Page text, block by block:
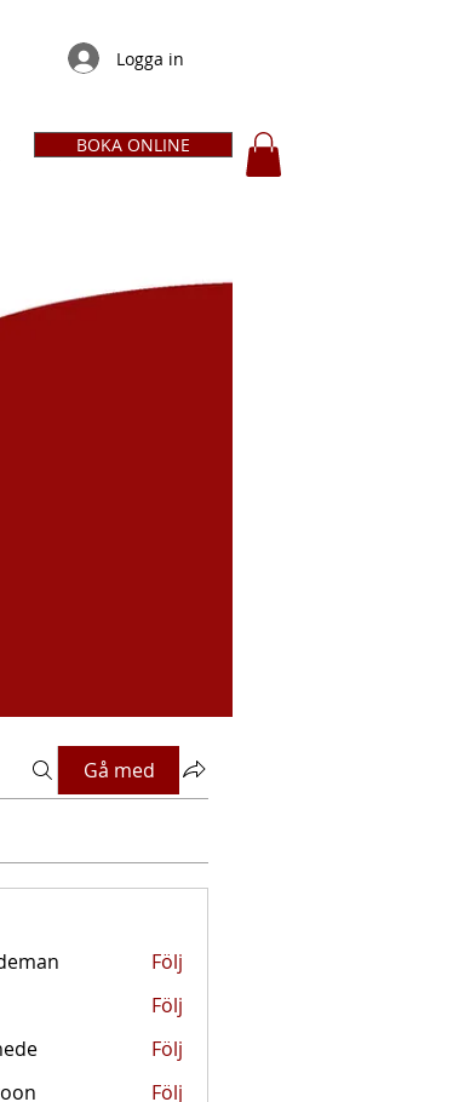
Logga in
BOKA ONLINE
Gå med
Följ
Följ
Följ
Följ